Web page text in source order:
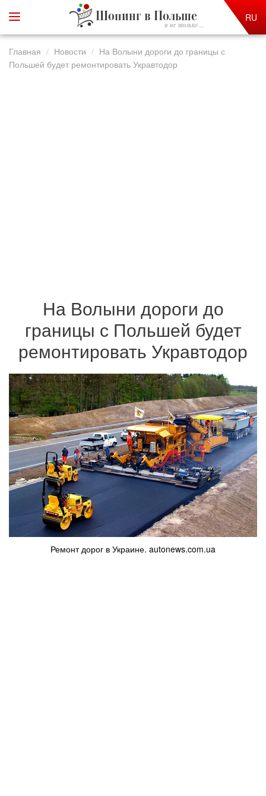
Шопинг в Польше
и не только ...
RU
Главная Новости
На Волыни дороги до границы с
Польшей будет ремонтировать Укравтодор
На Волыни дороги до
границы с Польшей будет
ремонтировать Укравтодор
Ремонт дорог в Украине. autonews.com.ua